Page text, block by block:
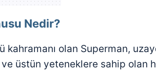
Nedir?
kahramanı olan Superman,
üstün yeteneklere sahip olan